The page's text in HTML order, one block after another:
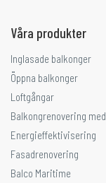
Våra produkter
Inglasade balkonger
Öppna balkonger
Loftgångar
Balkongrenovering
Energieffektivisering
Fasadrenovering
Balco Maritime